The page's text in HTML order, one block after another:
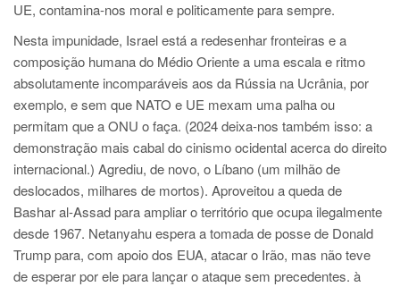
UE, contamina-nos moral e politicamente para sempre.
Nesta impunidade, Israel está a redesenhar fronteiras e a
composição humana do Médio Oriente a uma escala e ritmo
absolutamente incomparáveis aos da Rússia na Ucrânia, por
exemplo, e sem que NATO e UE mexam uma palha ou
permitam que a ONU o faça. (2024 deixa-nos também isso: a
demonstração mais cabal do cinismo ocidental acerca do direito
internacional.) Agrediu, de novo, o Líbano (um milhão de
deslocados, milhares de mortos). Aproveitou a queda de
Bashar al-Assad para ampliar o território que ocupa ilegalmente
desde 1967. Netanyahu espera a tomada de posse de Donald
Trump para, com apoio dos EUA, atacar o Irão, mas não teve
de esperar por ele para lançar o ataque sem precedentes. à